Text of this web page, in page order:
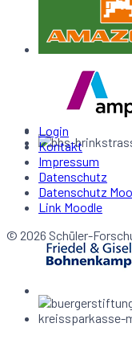
Login
Kontakt
Impressum
Datenschutz
Datenschutz
Link Moodle
© 2026 Schüler-